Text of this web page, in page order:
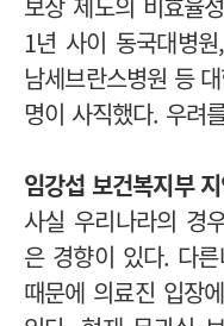
1년 사이 동국대병
남세브란스병원 등
명이 사직했다. 우려
임강섭 보건복지부
사실 우리나라의 경
은 경향이 있다. 다
때문에 의료진 입장